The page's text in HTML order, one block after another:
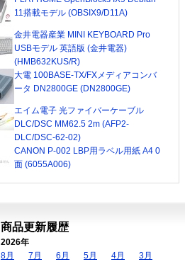
11搭載モデル (OBSIX9/D11A)
金井電器産業 MINI KEYBOARD Pro
USBモデル 英語版 (金井電器)
(HMB632KUS/R)
大電 100BASE-TX/FXメディアコンバ
ータ DN2800GE (DN2800GE)
エイム電子 光ファイバーケーブル
DLC/DSC MM62.5 2m (AFP2-
DLC/DSC-62-02)
CANON P-002 LBP用ラベル用紙 A4 0
面 (6055A006)
商品更新履歴
2026年
8月
7月 6月 5月 4月
3月